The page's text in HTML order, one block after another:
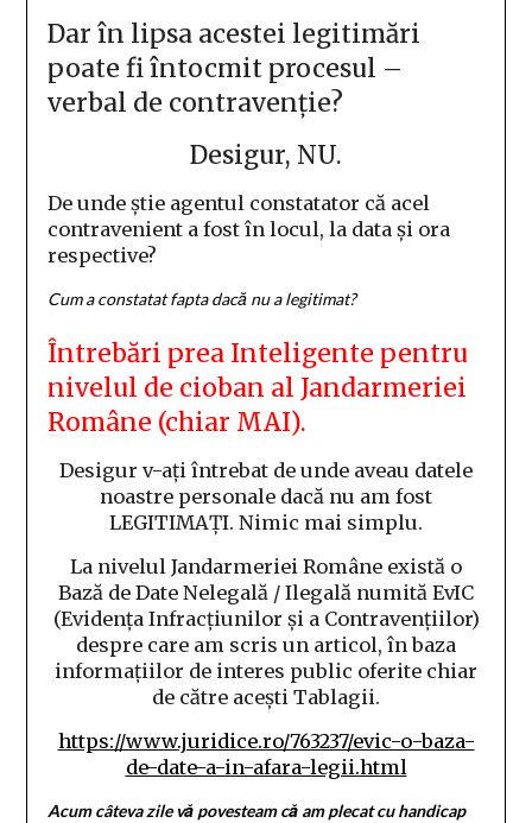
Dar în lipsa acestei legitimări
poate fi întocmit procesul –
verbal de contravenție?
Desigur, NU.
De unde știe agentul constatator că acel
contravenient a fost în locul, la data și ora
respective?
Cum a constatat fapta dacă nu a legitimat?
Întrebări prea Inteligente pentru
nivelul de cioban al Jandarmeriei
Române (chiar MAI).
Desigur v-ați întrebat de unde aveau datele
noastre personale dacă nu am fost
LEGITIMAȚI. Nimic mai simplu.
La nivelul Jandarmeriei Române există o
Bază de Date Nelegală / Ilegală numită EvIC
(Evidența Infracțiunilor și a Contravențiilor)
despre care am scris un articol, în baza
informațiilor de interes public oferite chiar
de către acești Tablagii.
https://www.juridice.ro/763237/evic-o-baza-
de-date-a-in-afara-legii.html
Acum câteva zile vă povesteam că am plecat cu handicap